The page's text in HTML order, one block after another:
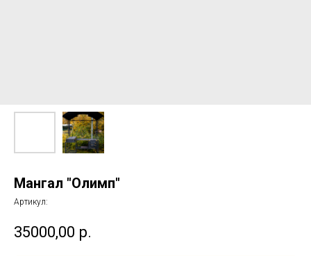
Мангал "Олимп"
Артикул:
35000,00 р.